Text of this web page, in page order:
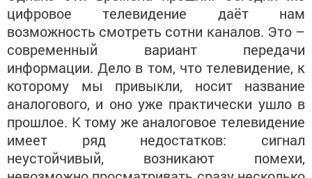
цифровое телевидение даёт нам
возможность смотреть сотни каналов. Это –
современный вариант передачи
информации. Дело в том, что телевидение, к
которому мы привыкли, носит название
аналогового, и оно уже практически ушло в
прошлое. К тому же аналоговое телевидение
имеет ряд недостатков: сигнал
неустойчивый, возникают помехи,